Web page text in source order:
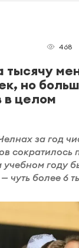
468
тысячу
но
в целом
за год
сократилось
году
чуть более 6